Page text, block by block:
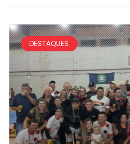
DESTAQUES